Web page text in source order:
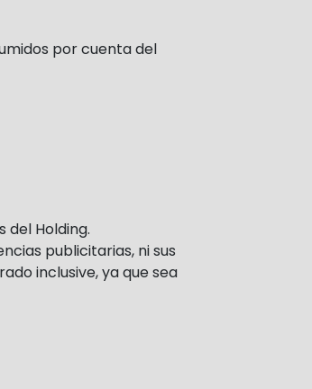
por cuenta del
del Holding.
publicitarias, ni sus
inclusive, ya que sea